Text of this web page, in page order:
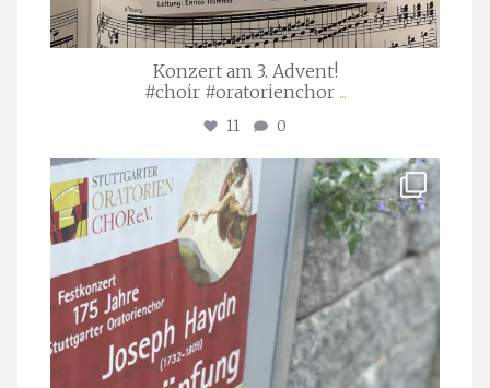
Konzert am 3. Advent!
#choir #oratorienchor ...
11 0
stuttgarter_oratorienchor
Juli 23